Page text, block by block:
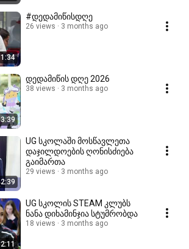
1:34
#დედამიწისდღე
26 views 3 months ago
3:39
დედამიწის დღე 2026
38 views 3 months ago
2:39
UG სკოლაში მოსწავლეთა
დაჯილდოების ღონისძიება
გაიმართა
29 views 3 months ago
2:11
UG სკოლის STEAM კლუბს
ნანა დიხამინჯია სტუმრობდა
18 views 3 months ago